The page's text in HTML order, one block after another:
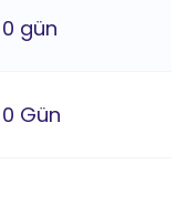
0 gün
0 Gün